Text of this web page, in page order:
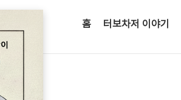
터보차저 이야기
홈